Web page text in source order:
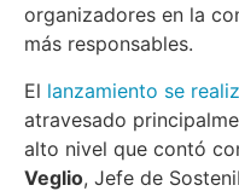
organizadores en la
más responsables.
El lanzamiento se
atravesado
alto nivel que contó
Veglio, Jefe de